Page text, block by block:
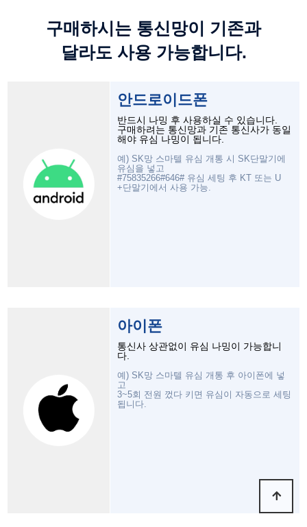
구매하시는 통신망이 기존과
달라도 사용 가능합니다.
안드로이드폰
반드시 나밍 후 사용하실 수 있습니다.
구매하려는 통신망과 기존 통신사가 동일
해야 유심 나밍이 됩니다.
예) SK망 스마텔 유심 개통 시 SK단말기에
유심을 넣고
#75835266#646# 유심 세팅 후 KT 또는 U
+단말기에서 사용 가능.
아이폰
통신사 상관없이 유심 나밍이 가능합니
다.
예) SK망 스마텔 유심 개통 후 아이폰에 넣
고
3~5회 전원 껐다 키면 유심이 자동으로 세팅
됩니다.